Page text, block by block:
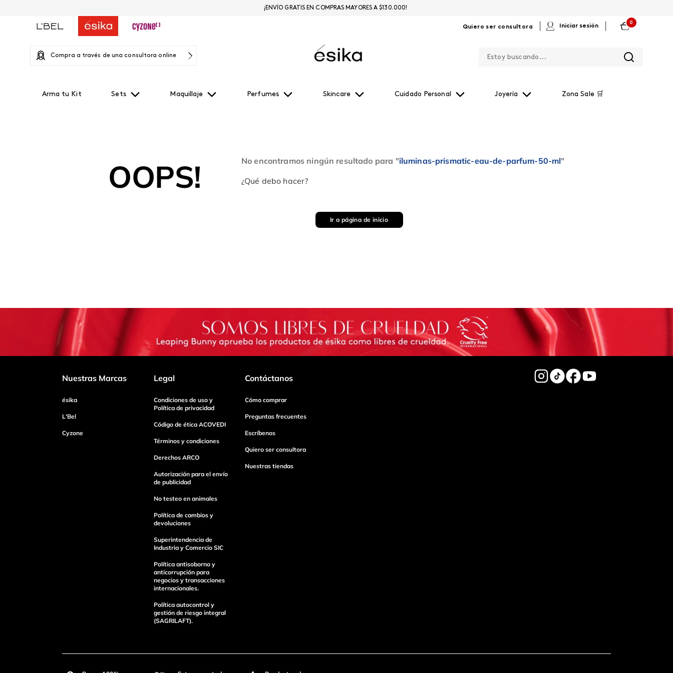
Quiero ser consultora Iniciar sesión
0
Compra a través de una consultora online
Arma tu Kit Sets Maquillaje Perfumes Skincare Cuidado Personal Joyería Zona Sale 🛒
¡ENVÍO GRATIS EN COMPRAS MAYORES A $130.000!
OOPS! No encontramos ningún resultado para "iluminas-prismatic-eau-de-parfum-50-ml"
¿Qué debo hacer?
Ir a página de inicio
Nuestras Marcas
ésika
L'Bel
Cyzone
Legal
Condiciones de uso y
Política de privacidad
Código de ética ACOVEDI
Términos y condiciones
Derechos ARCO
Autorización para el envío
de publicidad
No testeo en animales
Política de cambios y
devoluciones
Superintendencia de
Industria y Comercio SIC
Política antisoborno y
anticorrupción para
negocios y transacciones
internacionales.
Política autocontrol y
gestión de riesgo integral
(SAGRILAFT).
Contáctanos
Cómo comprar
Preguntas frecuentes
Escríbenos
Quiero ser consultora
Nuestras tiendas